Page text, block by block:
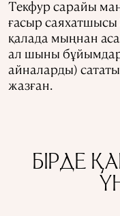
Текфур сарайы
ғасыр
қалада мыңнан
ал шыны
айналарды)
жазған.
БІРДЕ